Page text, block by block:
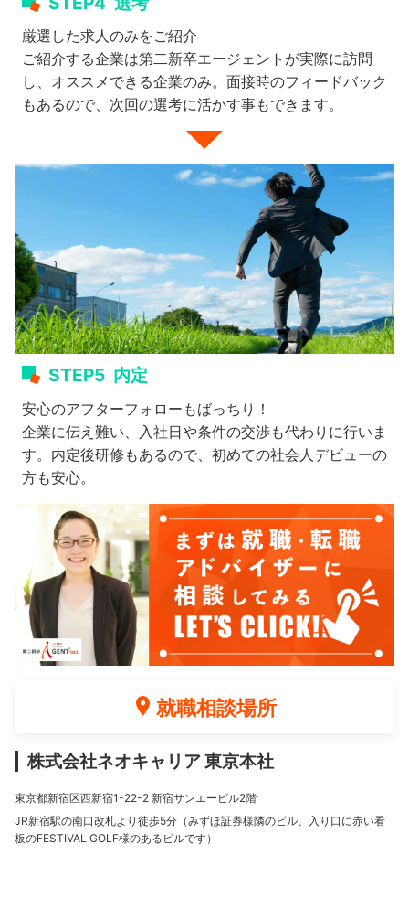
厳選した求人のみをご紹介
ご紹介する企業は第二新卒エージェントが実際に訪問
し、オススメできる企業のみ。面接時のフィードバック
もあるので、次回の選考に活かす事もできます。
STEP5 内定
安心のアフターフォローもばっちり！
企業に伝え難い、入社日や条件の交渉も代わりに行いま
す。内定後研修もあるので、初めての社会人デビューの
方も安心。
就職相談場所
株式会社ネオキャリア 東京本社
東京都新宿区西新宿1-22-2 新宿サンエービル2階
JR新宿駅の南口改札より徒歩5分（みずほ証券様隣のビル、入り口に赤い看
板のFESTIVAL GOLF様のあるビルです）